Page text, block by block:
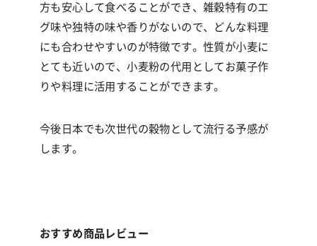
方も安心して食べることができ、雑穀特有のエ
グ味や独特の味や香りがないので、どんな料理
にも合わせやすいのが特徴です。性質が小麦に
とても近いので、小麦粉の代用としてお菓子作
りや料理に活用することができます。
今後日本でも次世代の穀物として流行る予感が
します。
おすすめ商品レビュー